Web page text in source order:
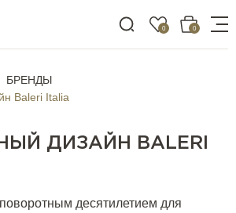
0 0
БРЕНДЫ
Baleri Italia
ДИЗАЙН BALERI
десятилетием для